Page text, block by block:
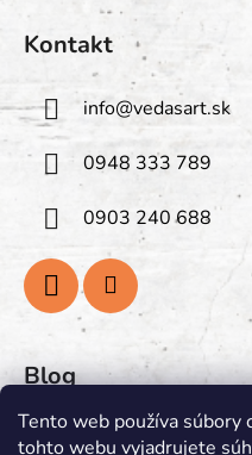
Tento web používa súbory
tohto webu vyjadrujete
Kontakt
info@vedasart.sk
0948 333 789
0903 240 688
Blog
PREGLEJKA: Prírodná